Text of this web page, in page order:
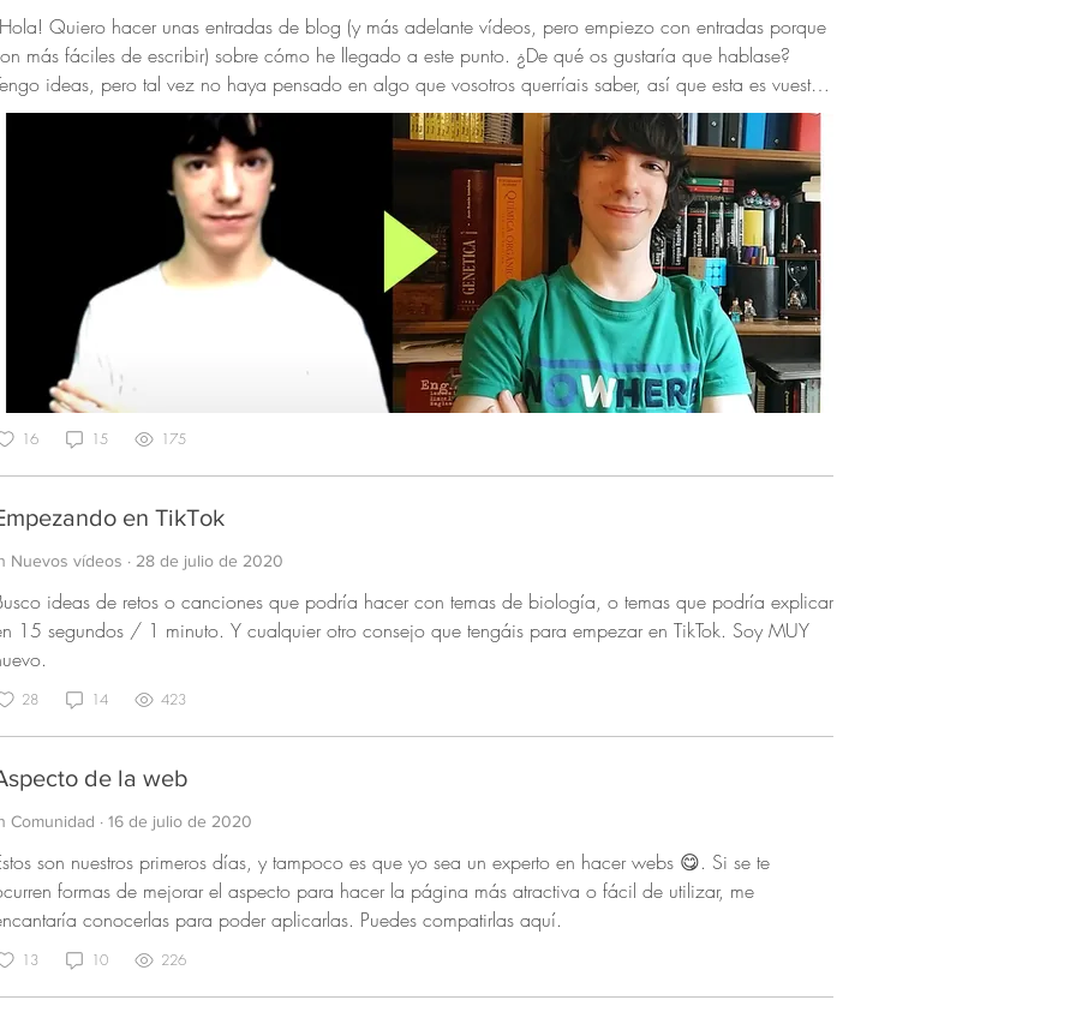
Quiero hacer unas entradas de blog (y más adelante vídeos, pero empiezo con entradas porque
más fáciles de escribir) sobre cómo he llegado a este punto. ¿De qué os gustaría que hablase?
ideas, pero tal vez no haya pensado en algo que vosotros querríais saber, así que esta es vuestra
para conseguir que lo incluya 😉. Si pensáseis en empezar un proyecto parecido, ya sea
tenga que ver con la educación, o la divulgación, o YouTube, o internet en general... ¿Qué
saber de antemano? Pronto voy a empezar un canal en inglés, y también quiero poder hacer
balance de lo que he aprendido en estos últimos 5 años para ver si eso me ayuda a ser más
Espero vuestras respuestas. Nos vemos pronto 😃
16 15 175
en TikTok
Nuevos vídeos · 28 de julio de 2020
ideas de retos o canciones que podría hacer con temas de biología, o temas que podría explicar
15 segundos / 1 minuto. Y cualquier otro consejo que tengáis para empezar en TikTok. Soy MUY
28 14 423
de la web
Comunidad · 16 de julio de 2020
son nuestros primeros días, y tampoco es que yo sea un experto en hacer webs 😋. Si se te
formas de mejorar el aspecto para hacer la página más atractiva o fácil de utilizar, me
conocerlas para poder aplicarlas. Puedes compatirlas aquí.
13 10 226